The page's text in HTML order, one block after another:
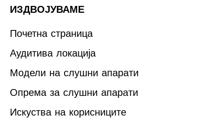
ИЗДВОЈУВАМЕ
Почетна страница
Аудитива локација
Модели на слушни апарати
Опрема за слушни апарати
Искуства на корисниците